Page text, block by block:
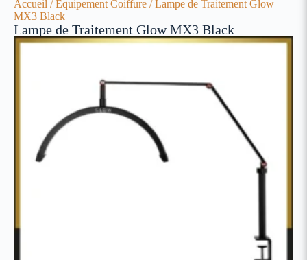
Accueil /Équipement Coiffure / Lampe de Traitement Glow
MX3 Black
Lampe de Traitement Glow MX3 Black